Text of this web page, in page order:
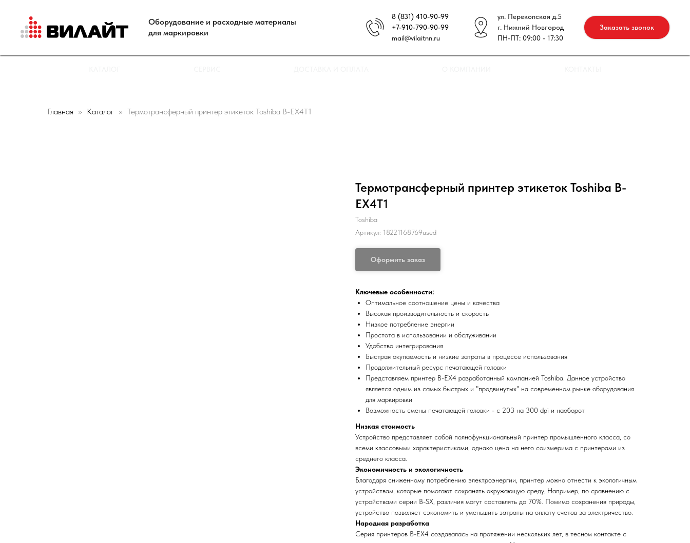
Оборудование и расходные материалы
для маркировки
8 (831) 410-90-99
+7-910-790-90-99
mail@vilaitnn.ru
ул. Перекопская д.5
г. Нижний Новгород
ПН-ПТ: 09:00 - 17:30
Заказать звонок
Главная Каталог Термотрансферный принтер этикеток Toshiba B-EX4T1
Термотрансферный принтер этикеток Toshiba B-
EX4T1
Toshiba
Артикул: 18221168769used
Оформить заказ
Ключевые особенности:
Оптимальное соотношение цены и качества
Высокая производительность и скорость
Низкое потребление энергии
Простота в использовании и обслуживании
Удобство интегрирования
Быстрая окупаемость и низкие затраты в процессе использования
Продолжительный ресурс печатающей головки
Представляем принтер B-EX4 разработанный компанией Toshiba. Данное устройство
является одним из самых быстрых и "продвинутых" на современном рынке оборудования
для маркировки
Возможность смены печатающей головки - с 203 на 300 dpi и наоборот
Низкая стоимость
Устройство представляет собой полнофункциональный принтер промышленного класса, со
всеми классовыми характеристиками, однако цена на него соизмерима с принтерами из
среднего класса.
Экономичность и экологичность
Благодаря сниженному потреблению электроэнергии, принтер можно отнести к экологичным
устройствам, которые помогают сохранять окружающую среду. Например, по сравнению с
устройствами серии B-SX, различия могут составлять до 70%. Помимо сохранения природы,
устройство позволяет сэкономить и уменьшить затраты на оплату счетов за электричество.
Народная разработка
Серия принтеров B-EX4 создавалась на протяжении нескольких лет, в тесном контакте с